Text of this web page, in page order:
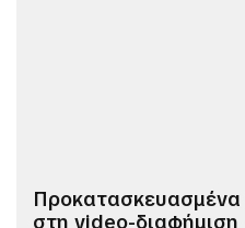
στη video-διαφήμιση